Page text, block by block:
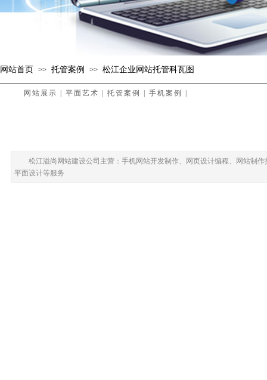
网站首页 >> 托管案例 >> 松江企业网站托管科瓦图
网站展示 平面艺术 托管案例 手机案例
松江溢尚网站建设公司主营：手机网站开发制作、网页设计编程、网站制
平面设计等服务